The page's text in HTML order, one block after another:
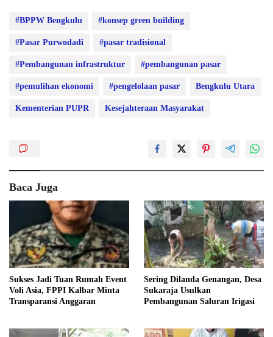
#BPPW Bengkulu #konsep green building
#Pasar Purwodadi #pasar tradisional
#Pembangunan infrastruktur #pembangunan pasar
#pemulihan ekonomi #pengelolaan pasar Bengkulu Utara
Kementerian PUPR Kesejahteraan Masyarakat
Baca Juga
Sukses Jadi Tuan Rumah Event
Voli Asia, FPPI Kalbar Minta
Transparansi Anggaran
Sering Dilanda Genangan, Desa
Sukaraja Usulkan
Pembangunan Saluran Irigasi